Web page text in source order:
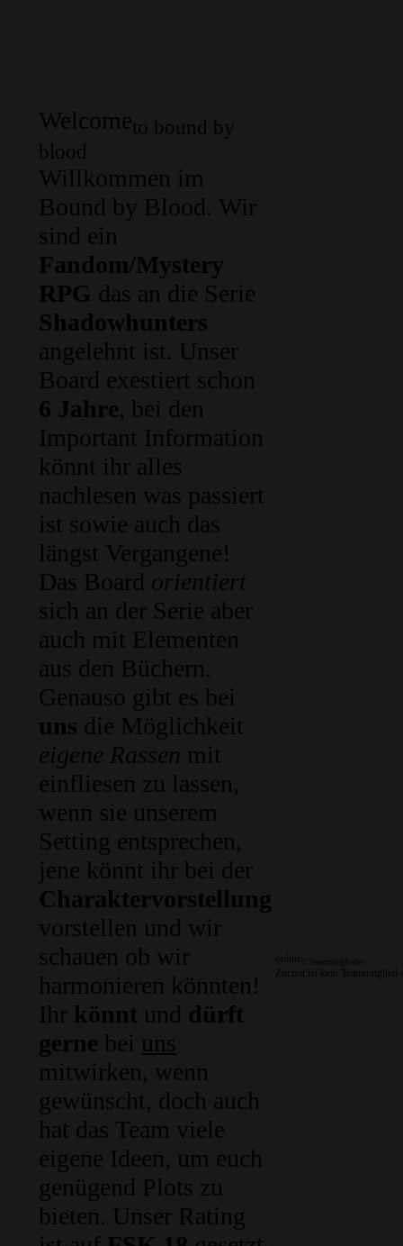
Welcometo bound by
blood
Willkommen im
Bound by Blood. Wir
sind ein
Fandom/Mystery
RPG das an die Serie
Shadowhunters
angelehnt ist. Unser
Board exestiert schon
6 Jahre, bei den
Important Information
könnt ihr alles
nachlesen was passiert
ist sowie auch das
längst Vergangene!
Das Board orientiert
sich an der Serie aber
auch mit Elementen
aus den Büchern.
Genauso gibt es bei
uns die Möglichkeit
eigene Rassen mit
einfliesen zu lassen,
wenn sie unserem
Setting entsprechen,
jene könnt ihr bei der
Charaktervorstellung
vorstellen und wir
schauen ob wir
harmonieren könnten!
Ihr könnt und dürft
gerne bei uns
mitwirken, wenn
gewünscht, doch auch
hat das Team viele
eigene Ideen, um euch
genügend Plots zu
bieten. Unser Rating
online
Zurzeit ist kein Teammitglied